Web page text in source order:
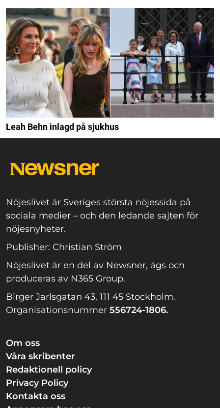
Leah Behn inlagd på sjukhus
Nöjeslivet är Sveriges största nöjessida på
sociala medier – och den ledande sajten för
nöjesnyheter.
Publisher: Christian Ström
Nöjeslivet är en del av Newsner, ägs och
produceras av N365 Group.
Birger Jarlsgatan 43, 111 45 Stockholm.
Organisationsnummer 556724-1806.
Om oss
Våra skribenter
Redaktionell policy
Privacy Policy
Kontakta oss